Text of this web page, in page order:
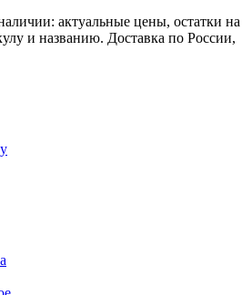
актуальные цены, остатки на
и названию. Доставка по России,